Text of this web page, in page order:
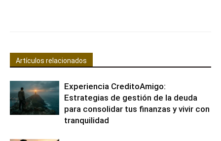
Artículos relacionados
Experiencia CreditoAmigo:
Estrategias de gestión de la deuda
para consolidar tus finanzas y vivir con
tranquilidad